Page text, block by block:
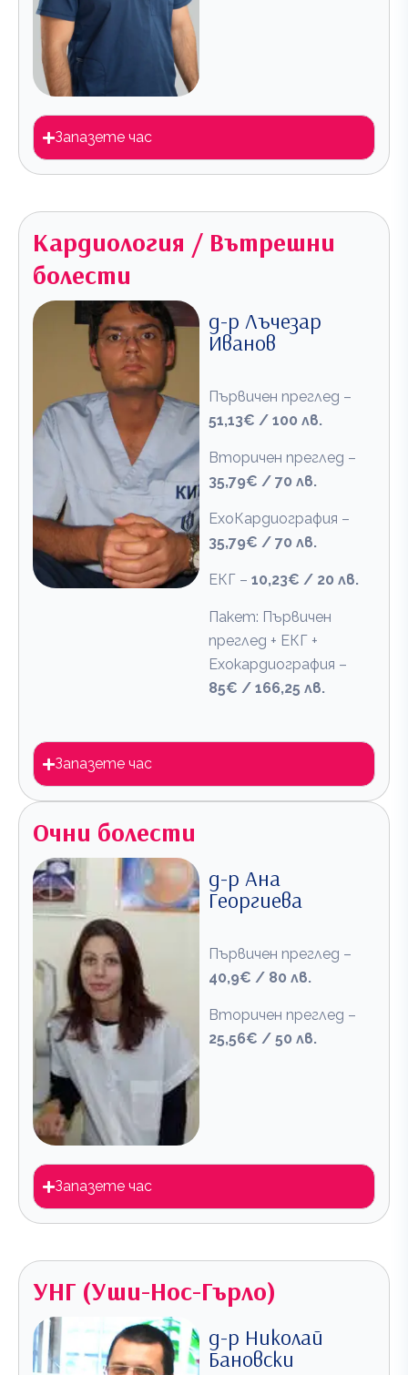
Запазете час
Кардиология / Вътрешни
болести
д-р Лъчезар
Иванов
Първичен преглед –
51,13€ / 100 лв.
Вторичен преглед –
35,79€ / 70 лв.
ЕхоКардиография –
35,79€ / 70 лв.
ЕКГ – 10,23€ / 20 лв.
Пакет: Първичен
преглед + ЕКГ +
Ехокардиография –
85€ / 166,25 лв.
Запазете час
Очни болести
д-р Ана
Георгиева
Първичен преглед –
40,9€ / 80 лв.
Вторичен преглед –
25,56€ / 50 лв.
Запазете час
УНГ (Уши-Нос-Гърло)
д-р Николай
Бановски